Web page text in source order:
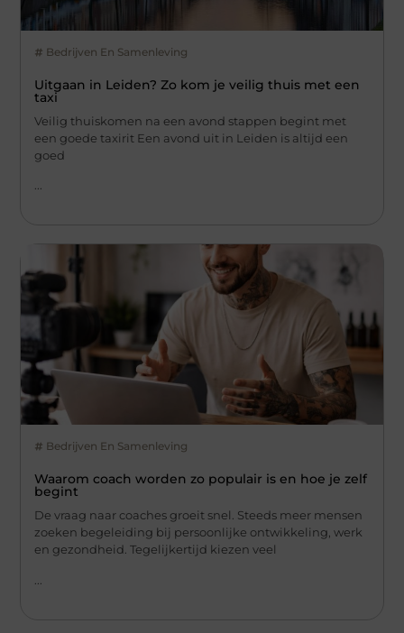
Bedrijven En Samenleving
Uitgaan in Leiden? Zo kom je veilig thuis met een
taxi
Veilig thuiskomen na een avond stappen begint met
een goede taxirit Een avond uit in Leiden is altijd een
goed
...
Bedrijven En Samenleving
Waarom coach worden zo populair is en hoe je zelf
begint
De vraag naar coaches groeit snel. Steeds meer mensen
zoeken begeleiding bij persoonlijke ontwikkeling, werk
en gezondheid. Tegelijkertijd kiezen veel